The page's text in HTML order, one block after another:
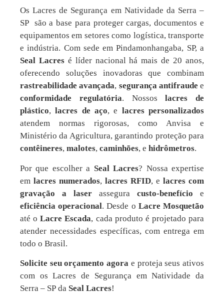
Os Lacres de Segurança em Natividade da Serra –
SP são a base para proteger cargas, documentos e
equipamentos em setores como logística, transporte
e indústria. Com sede em Pindamonhangaba, SP, a
Seal Lacresé líder nacional há mais de 20 anos,
oferecendo soluções inovadoras que combinam
rastreabilidade avançada, segurança antifraude e
conformidade regulatória. Nossoslacres de
plástico,lacres de aço, e lacres personalizados
atendem normas rigorosas, como Anvisa e
Ministério da Agricultura, garantindo proteção para
contêineres, malotes, caminhões, e hidrômetros.
Por que escolher a Seal Lacres? Nossa expertise
em lacres numerados, lacres RFID, e lacres com
gravação a laser assegura custo-benefício e
eficiência operacional. Desde o Lacre Mosquetão
até oLacre Escada, cada produto é projetado para
atender necessidades específicas, com entrega em
todo o Brasil.
Solicite seu orçamento agora e proteja seus ativos
com os Lacres de Segurança em Natividade da
Serra – SP da Seal Lacres!